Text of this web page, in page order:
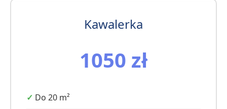
Kawalerka
1050 zł
Do 20 m²